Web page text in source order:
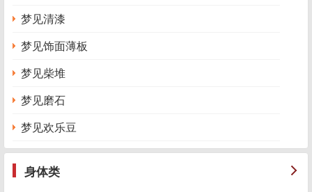
梦见清漆
梦见饰面薄板
梦见柴堆
梦见磨石
梦见欢乐豆
身体类